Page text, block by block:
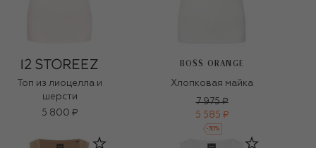
Топ из лиоцелла и
шерсти
5 800 ₽
BOSS ORANGE
Хлопковая майка
7 975 ₽
5 585 ₽
-30%